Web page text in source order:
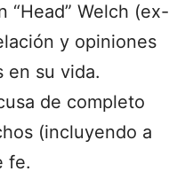
“Head” Welch (ex-
y opiniones
en su vida.
de completo
(incluyendo a
fe.